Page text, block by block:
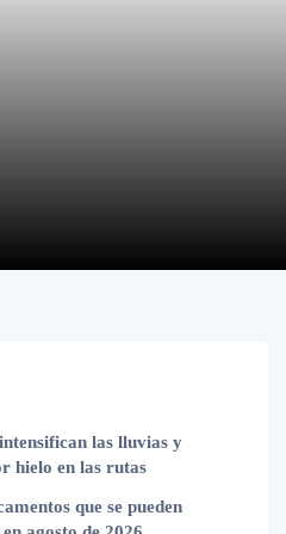
las lluvias y
hielo en las rutas
que se pueden